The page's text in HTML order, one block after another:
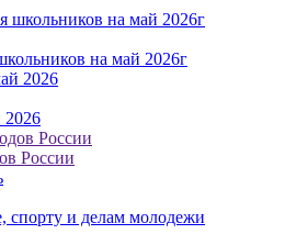
на май 2026г
2026
России